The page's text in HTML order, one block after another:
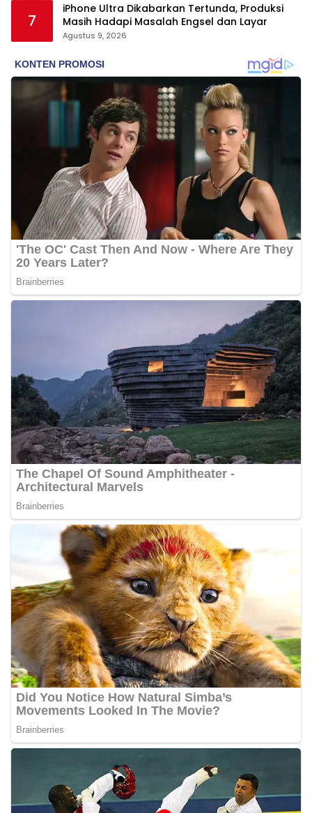
7
iPhone Ultra Dikabarkan Tertunda, Produksi
Masih Hadapi Masalah Engsel dan Layar
Agustus 9, 2026